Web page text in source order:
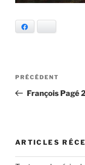
Navigation
l’article
Article
précédent
PRÉCÉDENT
François Pagé
ARTICLES